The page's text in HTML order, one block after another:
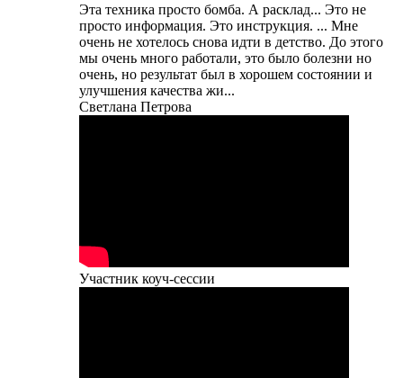
Эта техника просто бомба. А расклад... Это не
просто информация. Это инструкция. ... Мне
очень не хотелось снова идти в детство. До этого
мы очень много работали, это было болезни но
очень, но результат был в хорошем состоянии и
улучшения качества жи...
Светлана Петрова
Участник коуч-сессии